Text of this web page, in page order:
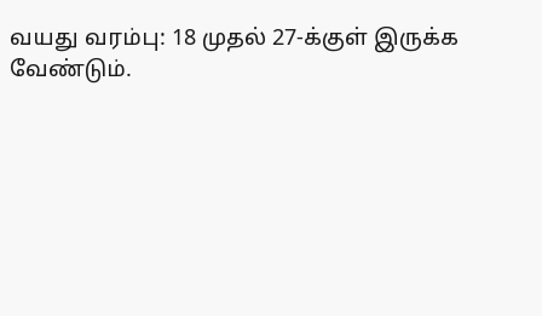
வயது வரம்பு: 18 முதல் 27-க்குள் இருக்க
வேண்டும்.